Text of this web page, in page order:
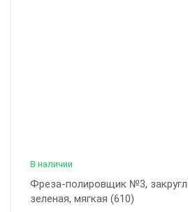
В наличии
Фреза-полировщик №3,
зеленая, мягкая (610)